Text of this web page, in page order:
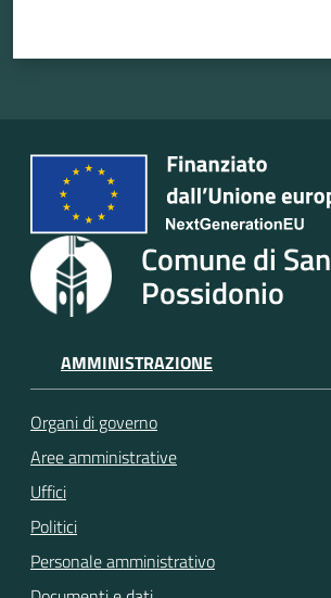
Comune di San
Possidonio
AMMINISTRAZIONE
Organi di governo
Aree amministrative
Uffici
Politici
Personale amministrativo